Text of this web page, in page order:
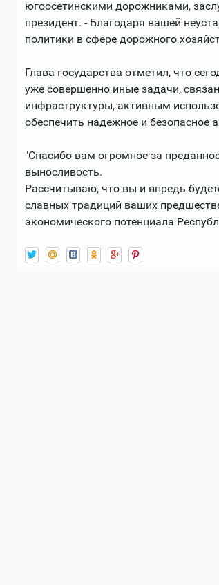
югоосетинскими дорожниками,
президент. - Благодаря вашей
политики в сфере дорожного
Глава государства отметил, что
уже совершенно иные задачи,
инфраструктуры, активным
обеспечить надежное и безопасное
"Спасибо вам огромное за
выносливость.
Рассчитываю, что вы и впредь
славных традиций ваших
экономического потенциала